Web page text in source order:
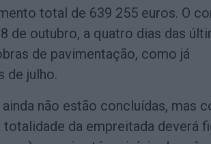
total de 639 255 euros. O
de outubro, a quatro dias das
de pavimentação, como já
de julho.
não estão concluídas, mas
da empreitada deverá